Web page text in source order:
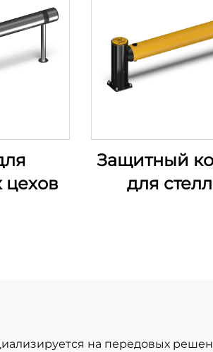
Защитный
для
на передовых